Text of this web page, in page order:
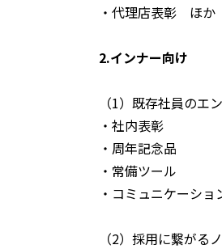
・代理店表彰 ほか
2.インナー向け
（1）既存社員のエ
・社内表彰
・周年記念品
・常備ツール
・コミュニケーシ
（2）採用に繋がる